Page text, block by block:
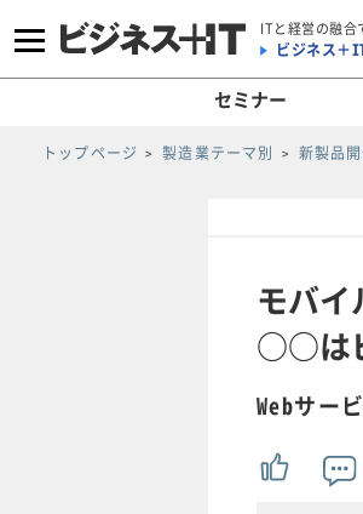
ITと経営の融合
ビジネス＋
セミナー
トップページ 製造業テーマ別 新製品
モバ
○○は
Webサー